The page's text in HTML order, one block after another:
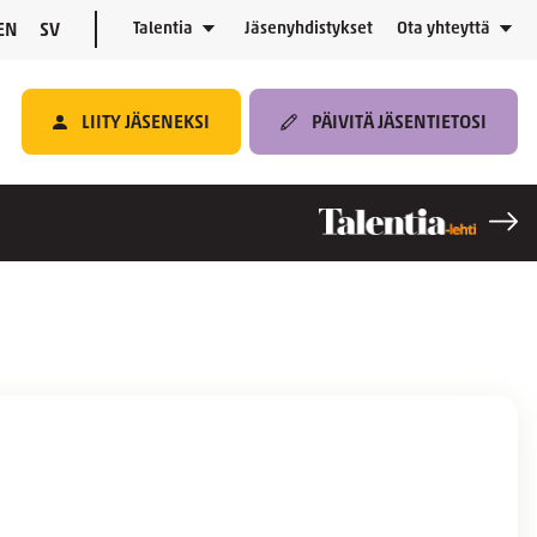
SV Talentia Jäsenyhdistykset Ota yhteyttä
LIITY JÄSENEKSI PÄIVITÄ JÄSENTIETOSI